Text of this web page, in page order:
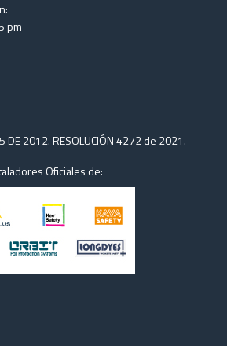
pm
DE 2012. RESOLUCIÓN 4272 de 2021.
Oficiales de: